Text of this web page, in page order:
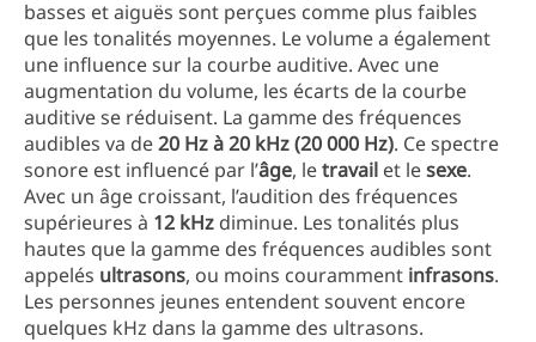
basses et aiguës sont perçues comme plus faibles
que les tonalités moyennes. Le volume a également
une influence sur la courbe auditive. Avec une
augmentation du volume, les écarts de la courbe
auditive se réduisent. La gamme des fréquences
audibles va de20 Hz à 20 kHz (20 000 Hz). Ce spectre
sonore est influencé par l’âge, letravail et lesexe.
Avec un âge croissant, l’audition des fréquences
supérieures à 12 kHz diminue. Les tonalités plus
hautes que la gamme des fréquences audibles sont
appelés ultrasons, ou moins couramment infrasons.
Les personnes jeunes entendent souvent encore
quelques kHz dans la gamme des ultrasons.